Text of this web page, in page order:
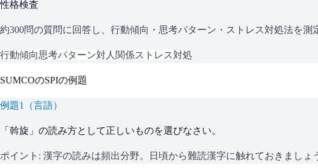
性格検査
約300問の質問に回答し、行動傾向・思考パターン・ストレス対処法を測
行動傾向思考パターン対人関係ストレス対処
SUMCOのSPIの例題
例題1 （言語）
「斡旋」の読み方として正しいものを選びなさい。
ポイント: 漢字の読みは頻出分野。日頃から難読漢字に触れておきましょ